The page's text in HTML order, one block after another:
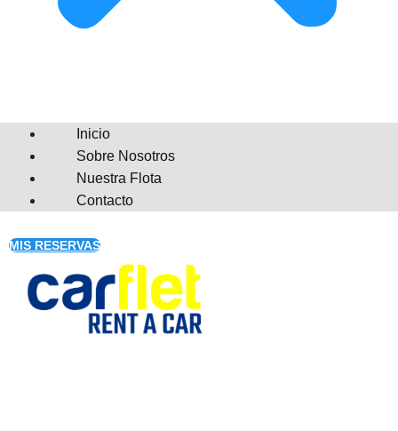
Inicio
Sobre Nosotros
Nuestra Flota
Contacto
MIS RESERVAS